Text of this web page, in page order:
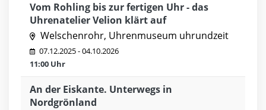
Vom Rohling bis zur fertigen Uhr - das
Uhrenatelier Velion klärt auf
Welschenrohr, Uhrenmuseum uhrundzeit
07.12.2025 - 04.10.2026
11:00 Uhr
An der Eiskante. Unterwegs in
Nordgrönland